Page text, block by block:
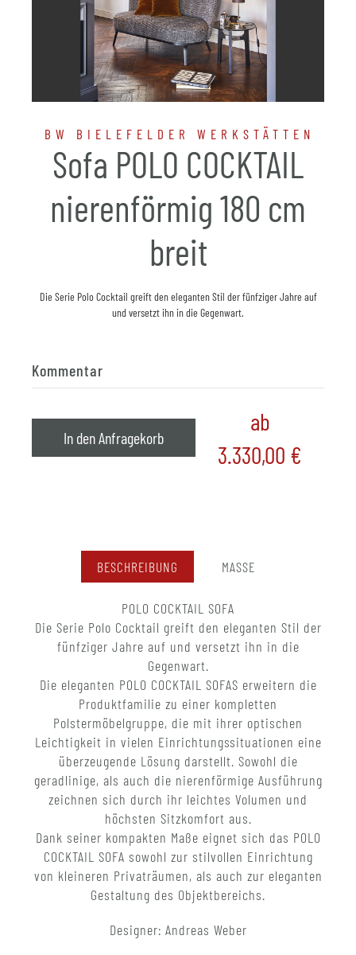
BW BIELEFELDER WERKSTÄTTEN
Sofa POLO COCKTAIL
nierenförmig 180 cm
breit
Die Serie Polo Cocktail greift den eleganten Stil der fünfziger Jahre auf
und versetzt ihn in die Gegenwart.
Kommentar
In den Anfragekorb
ab
3.330,00 €
BESCHREIBUNG MASSE
POLO COCKTAIL SOFA
Die Serie Polo Cocktail greift den eleganten Stil der
fünfziger Jahre auf und versetzt ihn in die
Gegenwart.
Die eleganten POLO COCKTAIL SOFAS erweitern die
Produktfamilie zu einer kompletten
Polstermöbelgruppe, die mit ihrer optischen
Leichtigkeit in vielen Einrichtungssituationen eine
überzeugende Lösung darstellt. Sowohl die
geradlinige, als auch die nierenförmige Ausführung
zeichnen sich durch ihr leichtes Volumen und
höchsten Sitzkomfort aus.
Dank seiner kompakten Maße eignet sich das POLO
COCKTAIL SOFA sowohl zur stilvollen Einrichtung
von kleineren Privaträumen, als auch zur eleganten
Gestaltung des Objektbereichs.
Designer: Andreas Weber